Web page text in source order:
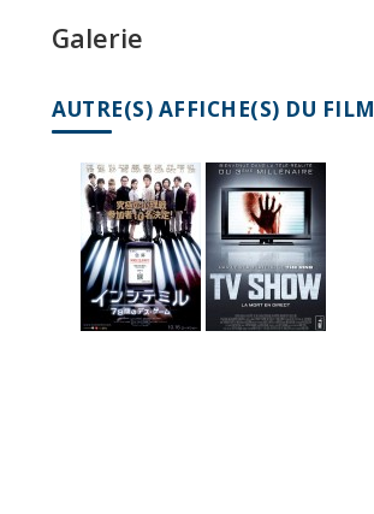
Galerie
AUTRE(S) AFFICHE(S) DU FILM